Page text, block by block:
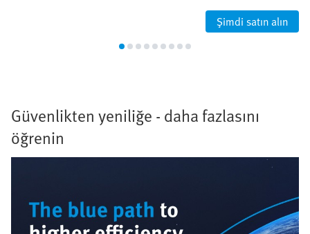
Şimdi satın alın
Güvenlikten yeniliğe - daha fazlasını
öğrenin